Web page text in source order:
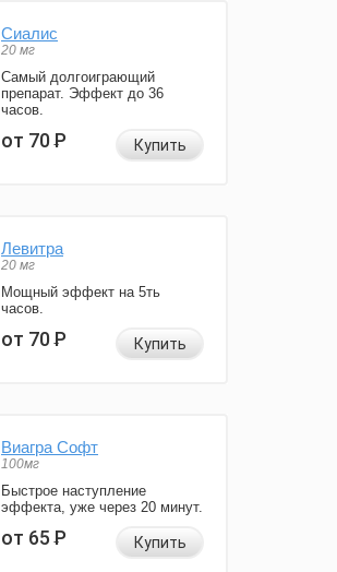
Сиалис
20 мг
Самый долгоиграющий
препарат. Эффект до 36
часов.
от 70Р Купить
Левитра
20 мг
Мощный эффект на 5ть
часов.
от 70Р Купить
Виагра Софт
100мг
Быстрое наступление
эффекта, уже через 20 минут.
от 65Р Купить